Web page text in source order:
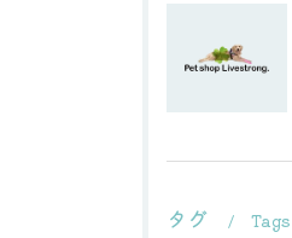
タグ Tags